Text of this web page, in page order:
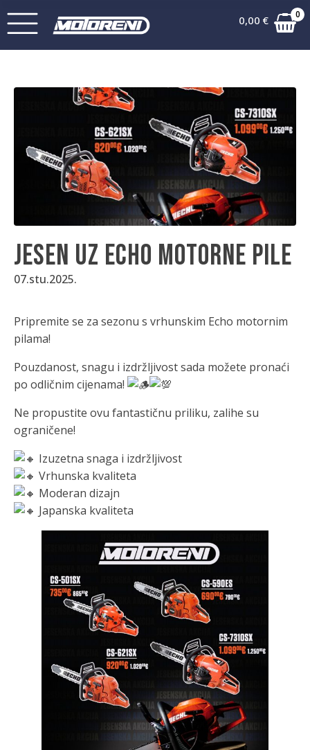
0,00 € 0
Jesen uz Echo motorne pile
07.stu.2025.
Pripremite se za sezonu s vrhunskim Echo motornim
pilama!
Pouzdanost, snagu i izdržljivost sada možete pronaći
po odličnim cijenama!
Ne propustite ovu fantastičnu priliku, zalihe su
ograničene!
Izuzetna snaga i izdržljivost
Vrhunska kvaliteta
Moderan dizajn
Japanska kvaliteta